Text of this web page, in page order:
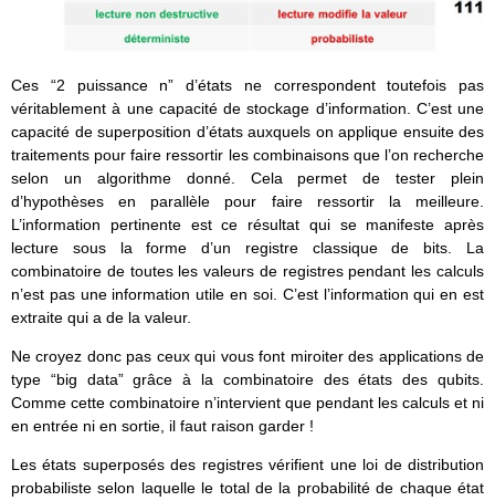
Ces “2 puissance n” d’états ne correspondent toutefois pas
véritablement à une capacité de stockage d’information. C’est une
capacité de superposition d’états auxquels on applique ensuite des
traitements pour faire ressortir les combinaisons que l’on recherche
selon un algorithme donné. Cela permet de tester plein
d’hypothèses en parallèle pour faire ressortir la meilleure.
L’information pertinente est ce résultat qui se manifeste après
lecture sous la forme d’un registre classique de bits. La
combinatoire de toutes les valeurs de registres pendant les calculs
n’est pas une information utile en soi. C’est l’information qui en est
extraite qui a de la valeur.
Ne croyez donc pas ceux qui vous font miroiter des applications de
type “big data” grâce à la combinatoire des états des qubits.
Comme cette combinatoire n’intervient que pendant les calculs et ni
en entrée ni en sortie, il faut raison garder !
Les états superposés des registres vérifient une loi de distribution
probabiliste selon laquelle le total de la probabilité de chaque état